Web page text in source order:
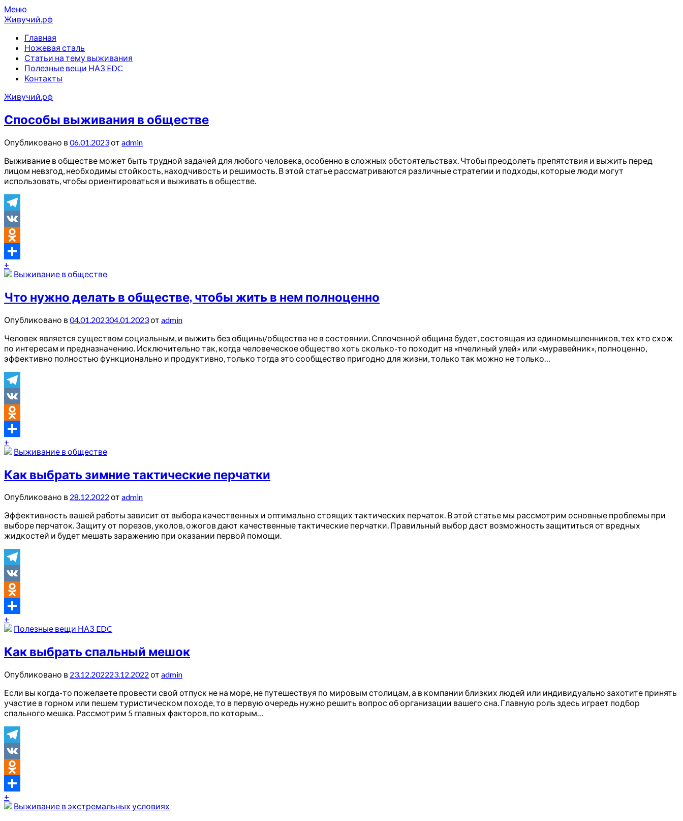
Перейти
к
Меню
Живучий.рф
Главная
Ножевая сталь
Статьи на тему выживания
Полезные вещи НАЗ EDC
Контакты
Живучий.рф
Способы выживания в обществе
Опубликовано в06.01.2023от admin
Выживание в обществе может быть трудной задачей для любого человека, особенно в сложных обстоятельствах. Чтобы преодолеть препятствия и выжить перед
лицом невзгод, необходимы стойкость, находчивость и решимость. В этой статье рассматриваются различные стратегии и подходы, которые люди могут
использовать, чтобы ориентироваться и выживать в обществе.
Telegram
VK
Odnoklassniki
Отправить
+
Выживание в обществе
Что нужно делать в обществе, чтобы жить в нем полноценно
Опубликовано в04.01.202304.01.2023от admin
Человек является существом социальным, и выжить без общины/общества не в состоянии. Сплоченной община будет, состоящая из единомышленников, тех кто схож
по интересам и предназначению. Исключительно так, когда человеческое общество хоть сколько-то походит на «пчелиный улей» или «муравейник», полноценно,
эффективно полностью функционально и продуктивно, только тогда это сообщество пригодно для жизни, только так можно не только…
Telegram
VK
Odnoklassniki
Отправить
+
Выживание в обществе
Как выбрать зимние тактические перчатки
Опубликовано в 28.12.2022 от admin
Эффективность вашей работы зависит от выбора качественных и оптимально стоящих тактических перчаток. В этой статье мы рассмотрим основные проблемы при
выборе перчаток. Защиту от порезов, уколов, ожогов дают качественные тактические перчатки. Правильный выбор даст возможность защититься от вредных
жидкостей и будет мешать заражению при оказании первой помощи.
Telegram
VK
Odnoklassniki
Отправить
+
Полезные вещи НАЗ EDC
Как выбрать спальный мешок
Опубликовано в 23.12.202223.12.2022 от admin
Если вы когда-то пожелаете провести свой отпуск не на море, не путешествуя по мировым столицам, а в компании близких людей или индивидуально захотите принять
участие в горном или пешем туристическом походе, то в первую очередь нужно решить вопрос об организации вашего сна. Главную роль здесь играет подбор
спального мешка. Рассмотрим 5 главных факторов, по которым…
Telegram
VK
Odnoklassniki
Отправить
+
Выживание в экстремальных условиях